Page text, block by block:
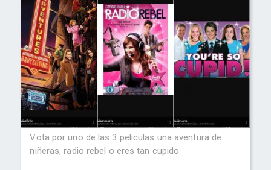
Vota por uno de las 3 peliculas una aventura de
niñeras, radio rebel o eres tan cupido